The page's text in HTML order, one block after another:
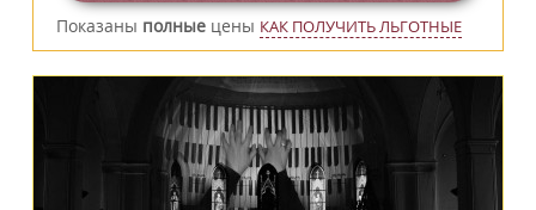
Показаны полные цены КАК ПОЛУЧИТЬ ЛЬГОТНЫЕ